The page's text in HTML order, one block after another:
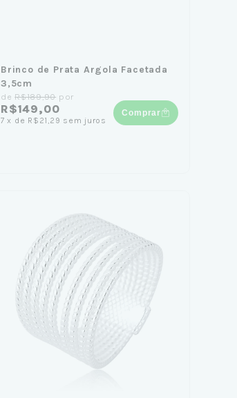
Brinco de Prata Argola Facetada
3,5cm
deR$189,90 por
R$149,00
7 x de R$21,29 sem juros
Comprar